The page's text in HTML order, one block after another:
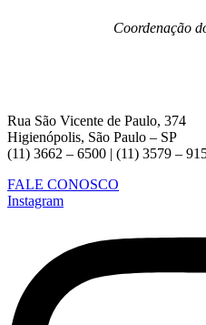
Coordenação
Rua São Vicente de Paulo, 374
Higienópolis, São Paulo – SP
(11) 3662 – 6500 | (11) 3579 –
FALE CONOSCO
Instagram